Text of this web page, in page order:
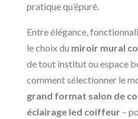
pratique qu’épuré.
Entre élégance,
le choix du miroir mural
de tout institut ou espace
comment sélectionner le
grand format salon de
éclairage led coiffeur–